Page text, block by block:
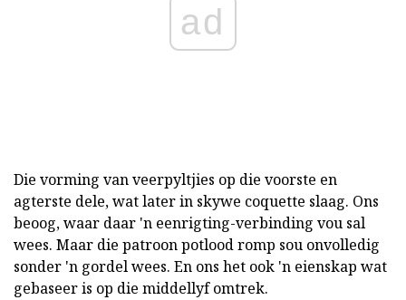
ad
Die vorming van veerpyltjies op die voorste en
agterste dele, wat later in skywe coquette slaag. Ons
beoog, waar daar 'n eenrigting-verbinding vou sal
wees. Maar die patroon potlood romp sou onvolledig
sonder 'n gordel wees. En ons het ook 'n eienskap wat
gebaseer is op die middellyf omtrek.